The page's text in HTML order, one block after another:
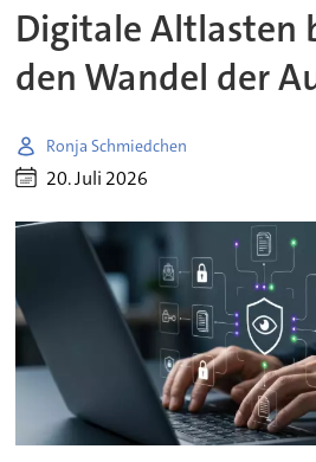
Digitale Altlasten
den Wandel der
Ronja Schmiedchen
20. Juli 2026